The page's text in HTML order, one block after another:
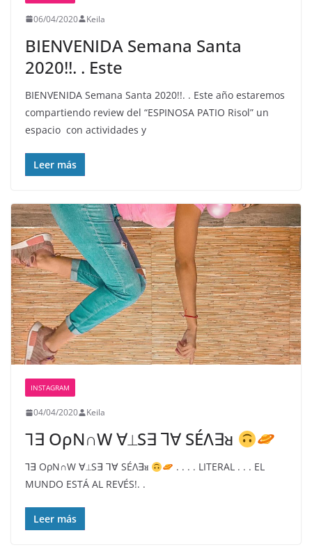
06/04/2020 Keila
BIENVENIDA Semana Santa
2020️!!. . Este
BIENVENIDA Semana Santa 2020️!!. . Este año estaremos
compartiendo review del “ESPINOSA PATIO Risol” un
espacio ️️️️️ con actividades y
Leer más
INSTAGRAM
04/04/2020 Keila
⅂∃ OρN∩W ∀⟂S∃ ⅂∀ SÉΛ∃ᴚ
⅂∃ OρN∩W ∀⟂S∃ ⅂∀ SÉΛ∃ᴚ
. . . . LITERAL . . . EL
MUNDO ESTÁ AL REVÉS!. .
Leer más